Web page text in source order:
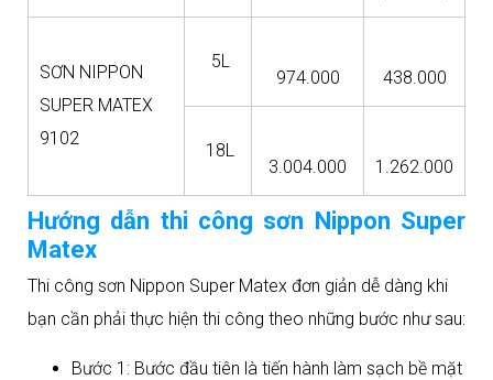
SƠN NIPPON
SUPER MATEX
9102
5L
974.000 438.000
18L
3.004.000 1.262.000
Hướng dẫn thi công sơn Nippon Super
Matex
Thi công sơn Nippon Super Matex đơn giản dễ dàng khi
bạn cần phải thực hiện thi công theo những bước như sau:
Bước 1: Bước đầu tiên là tiến hành làm sạch bề mặt